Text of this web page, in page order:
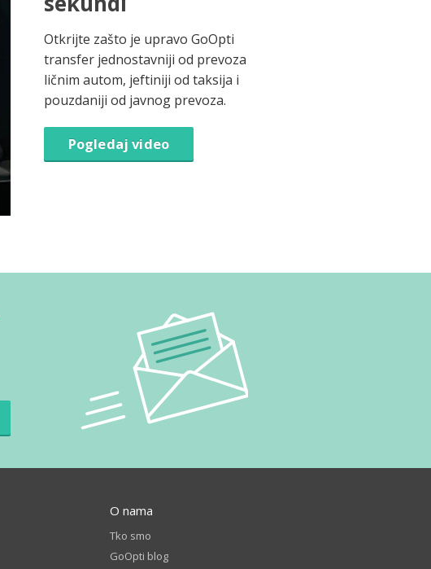
Otkrijte zašto je upravo GoOpti
transfer jednostavniji od prevoza
ličnim autom, jeftiniji od taksija i
pouzdaniji od javnog prevoza.
Pogledaj video
O nama
Tko smo
GoOpti blog